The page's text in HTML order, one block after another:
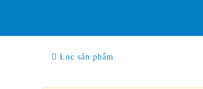
Lọc sản phẩm